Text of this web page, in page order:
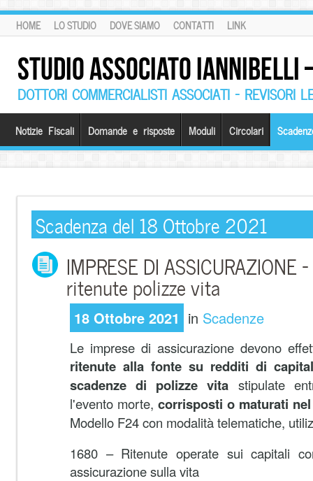
HOME LO STUDIO DOVE SIAMO CONTATTI LINK
STUDIO ASSOCIATO
DOTTORI COMMERCIALISTI ASSOCIATI – REVISORI
Notizie Fiscali Domande e risposte Moduli Circolari
Scadenza del 18 Ottobre 2021
IMPRESE DI ASSICURAZIONE
ritenute polizze vita
18 Ottobre 2021 in Scadenze
Le imprese di assicurazione devono
ritenute alla fonte su redditi di
scadenze di polizze vita stipulate
l'evento morte, corrisposti o maturati
Modello F24 con modalità telematiche,
1680 – Ritenute operate sui capitali
assicurazione sulla vita